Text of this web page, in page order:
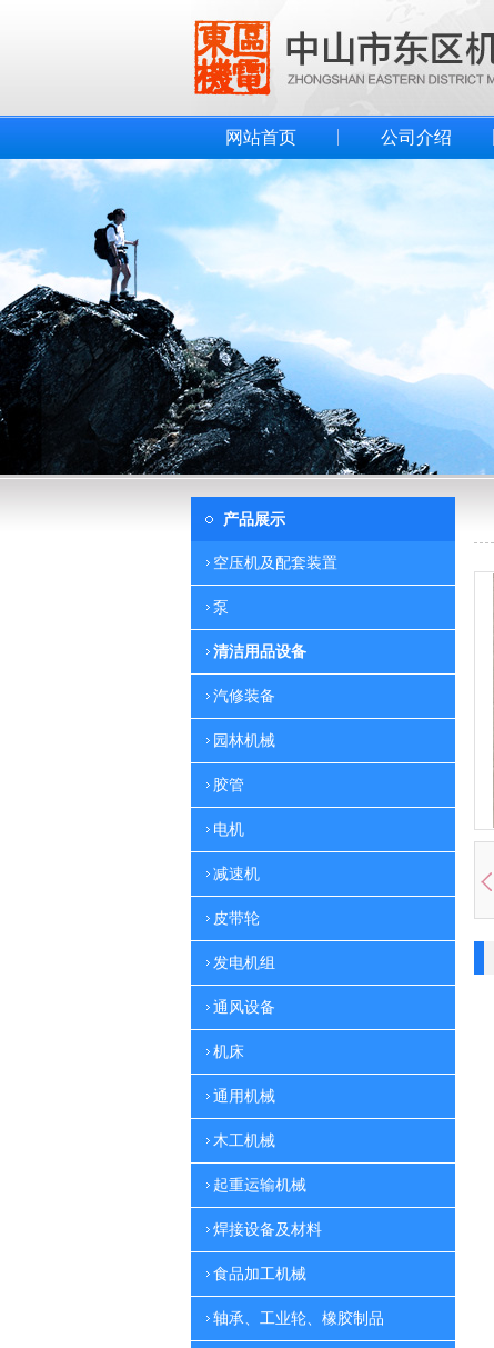
网站首页 公司介绍
产品展示
空压机及配套装置
泵
清洁用品设备
汽修装备
园林机械
胶管
电机
减速机
皮带轮
发电机组
通风设备
机床
通用机械
木工机械
起重运输机械
焊接设备及材料
食品加工机械
轴承、工业轮、橡胶制品